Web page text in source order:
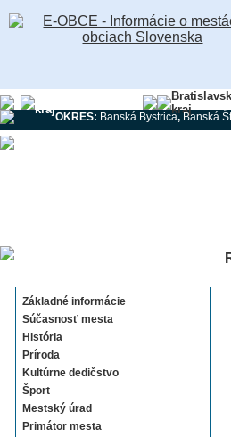
kraj
kraj
OKRES: Banská Bystrica, Banská
Základné informácie
Súčasnosť mesta
História
Príroda
Kultúrne dedičstvo
Šport
Mestský úrad
Primátor mesta